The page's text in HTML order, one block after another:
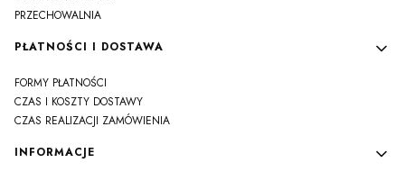
PRZECHOWALNIA
PŁATNOŚCI I DOSTAWA
FORMY PŁATNOŚCI
CZAS I KOSZTY DOSTAWY
CZAS REALIZACJI ZAMÓWIENIA
INFORMACJE